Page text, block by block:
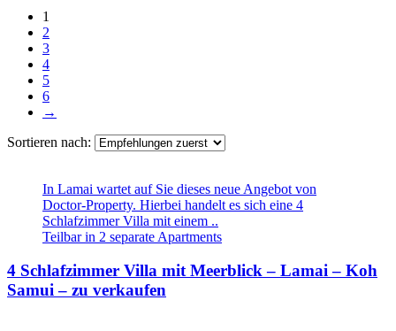
1
2
3
4
5
6
→
Sortieren nach:
In Lamai wartet auf Sie dieses neue Angebot von
Doctor-Property. Hierbei handelt es sich eine 4
Schlafzimmer Villa mit einem ..
Teilbar in 2 separate Apartments
4 Schlafzimmer Villa mit Meerblick – Lamai – Koh
Samui – zu verkaufen